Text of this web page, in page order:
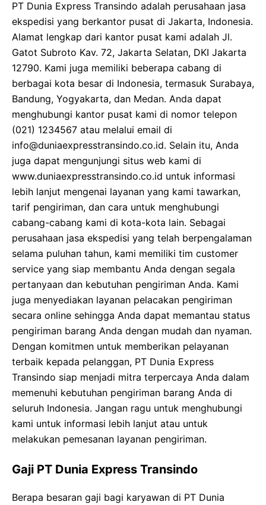
PT Dunia Express Transindo adalah perusahaan jasa
ekspedisi yang berkantor pusat di Jakarta, Indonesia.
Alamat lengkap dari kantor pusat kami adalah Jl.
Gatot Subroto Kav. 72, Jakarta Selatan, DKI Jakarta
12790. Kami juga memiliki beberapa cabang di
berbagai kota besar di Indonesia, termasuk Surabaya,
Bandung, Yogyakarta, dan Medan. Anda dapat
menghubungi kantor pusat kami di nomor telepon
(021) 1234567 atau melalui email di
info@duniaexpresstransindo.co.id. Selain itu, Anda
juga dapat mengunjungi situs web kami di
www.duniaexpresstransindo.co.id untuk informasi
lebih lanjut mengenai layanan yang kami tawarkan,
tarif pengiriman, dan cara untuk menghubungi
cabang-cabang kami di kota-kota lain. Sebagai
perusahaan jasa ekspedisi yang telah berpengalaman
selama puluhan tahun, kami memiliki tim customer
service yang siap membantu Anda dengan segala
pertanyaan dan kebutuhan pengiriman Anda. Kami
juga menyediakan layanan pelacakan pengiriman
secara online sehingga Anda dapat memantau status
pengiriman barang Anda dengan mudah dan nyaman.
Dengan komitmen untuk memberikan pelayanan
terbaik kepada pelanggan, PT Dunia Express
Transindo siap menjadi mitra terpercaya Anda dalam
memenuhi kebutuhan pengiriman barang Anda di
seluruh Indonesia. Jangan ragu untuk menghubungi
kami untuk informasi lebih lanjut atau untuk
melakukan pemesanan layanan pengiriman.
Gaji PT Dunia Express Transindo
Berapa besaran gaji bagi karyawan di PT Dunia